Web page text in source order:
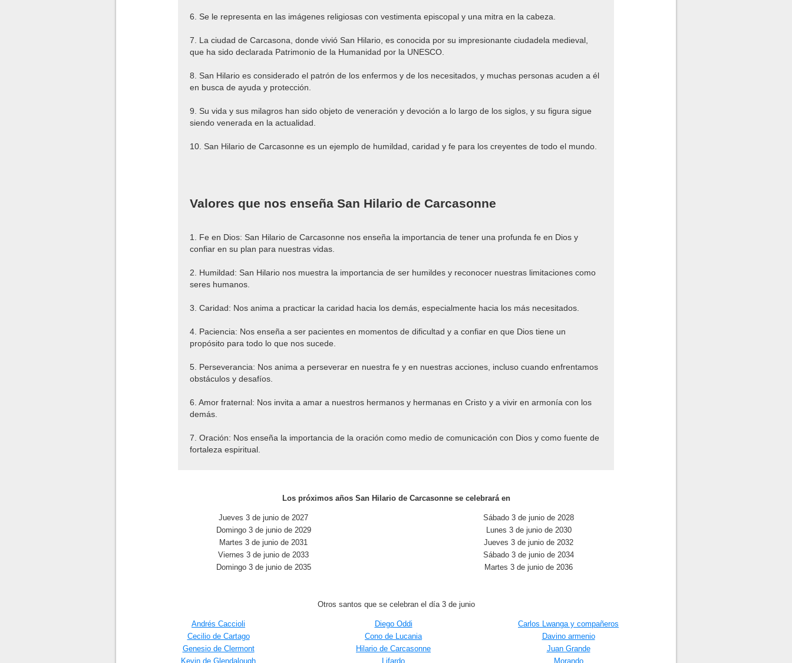
6. Se le representa en las imágenes religiosas con vestimenta episcopal y una mitra en la cabeza.
7. La ciudad de Carcasona, donde vivió San Hilario, es conocida por su impresionante ciudadela medieval,
que ha sido declarada Patrimonio de la Humanidad por la UNESCO.
8. San Hilario es considerado el patrón de los enfermos y de los necesitados, y muchas personas acuden a él
en busca de ayuda y protección.
9. Su vida y sus milagros han sido objeto de veneración y devoción a lo largo de los siglos, y su figura sigue
siendo venerada en la actualidad.
10. San Hilario de Carcasonne es un ejemplo de humildad, caridad y fe para los creyentes de todo el mundo.
Valores que nos enseña San Hilario de Carcasonne
1. Fe en Dios: San Hilario de Carcasonne nos enseña la importancia de tener una profunda fe en Dios y
confiar en su plan para nuestras vidas.
2. Humildad: San Hilario nos muestra la importancia de ser humildes y reconocer nuestras limitaciones como
seres humanos.
3. Caridad: Nos anima a practicar la caridad hacia los demás, especialmente hacia los más necesitados.
4. Paciencia: Nos enseña a ser pacientes en momentos de dificultad y a confiar en que Dios tiene un
propósito para todo lo que nos sucede.
5. Perseverancia: Nos anima a perseverar en nuestra fe y en nuestras acciones, incluso cuando enfrentamos
obstáculos y desafíos.
6. Amor fraternal: Nos invita a amar a nuestros hermanos y hermanas en Cristo y a vivir en armonía con los
demás.
7. Oración: Nos enseña la importancia de la oración como medio de comunicación con Dios y como fuente de
fortaleza espiritual.
Los próximos años San Hilario de Carcasonne se celebrará en
Jueves 3 de junio de 2027
Sábado 3 de junio de 2028
Domingo 3 de junio de 2029
Lunes 3 de junio de 2030
Martes 3 de junio de 2031
Jueves 3 de junio de 2032
Viernes 3 de junio de 2033
Sábado 3 de junio de 2034
Domingo 3 de junio de 2035
Martes 3 de junio de 2036
Otros santos que se celebran el día 3 de junio
Andrés Caccioli Diego Oddi
Carlos Lwanga y compañeros
Cecilio de Cartago
Cono de Lucania
Davino armenio
Genesio de Clermont
Hilario de Carcasonne
Juan Grande
Kevin de Glendalough
Lifardo Morando